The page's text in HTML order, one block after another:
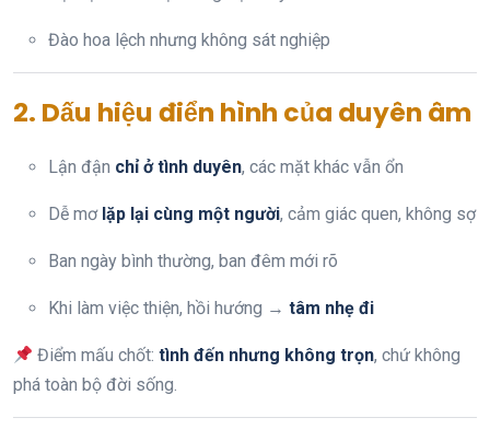
Đào hoa lệch nhưng không sát nghiệp
2. Dấu hiệu điển hình của duyên âm
Lận đận chỉ ở tình duyên, các mặt khác vẫn ổn
Dễ mơ lặp lại cùng một người, cảm giác quen, không sợ
Ban ngày bình thường, ban đêm mới rõ
Khi làm việc thiện, hồi hướng → tâm nhẹ đi
Điểm mấu chốt:tình đến nhưng không trọn, chứ không
phá toàn bộ đời sống.